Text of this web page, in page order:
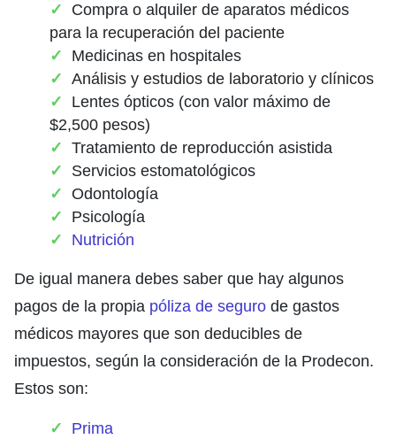
Compra o alquiler de aparatos médicos
para la recuperación del paciente
Medicinas en hospitales
Análisis y estudios de laboratorio y clínicos
Lentes ópticos (con valor máximo de
$2,500 pesos)
Tratamiento de reproducción asistida
Servicios estomatológicos
Odontología
Psicología
Nutrición
De igual manera debes saber que hay algunos
pagos de la propia póliza de seguro de gastos
médicos mayores que son deducibles de
impuestos, según la consideración de la Prodecon.
Estos son:
Prima